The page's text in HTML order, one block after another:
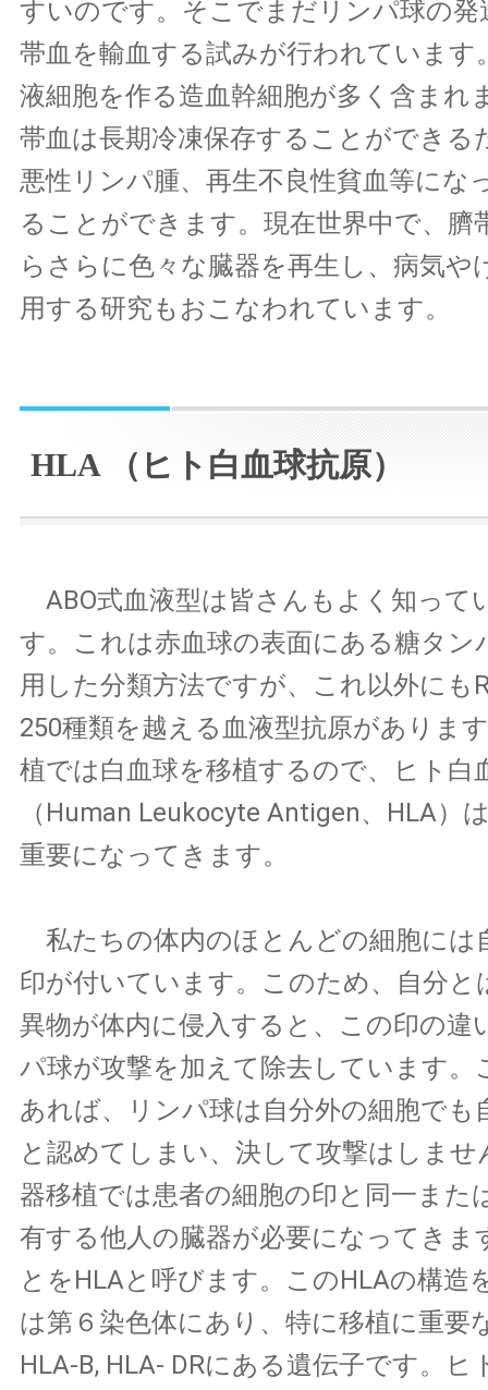
すいのです。そこでまだリンパ球の
帯血を輸血する試みが行われています
液細胞を作る造血幹細胞が多く含まれ
帯血は長期冷凍保存することができる
悪性リンパ腫、再生不良性貧血等にな
ることができます。現在世界中で、臍
らさらに色々な臓器を再生し、病気や
用する研究もおこなわれています。
HLA （ヒト白血球抗原）
ABO式血液型は皆さんもよく知って
す。これは赤血球の表面にある糖タン
用した分類方法ですが、これ以外にも
250種類を越える血液型抗原がありま
植では白血球を移植するので、ヒト白
（Human Leukocyte Antigen、HLA）
重要になってきます。
私たちの体内のほとんどの細胞には
印が付いています。このため、自分と
異物が体内に侵入すると、この印の違
パ球が攻撃を加えて除去しています。
あれば、リンパ球は自分外の細胞でも
と認めてしまい、決して攻撃はしませ
器移植では患者の細胞の印と同一また
有する他人の臓器が必要になってきま
とをHLAと呼びます。このHLAの構造
は第６染色体にあり、特に移植に重要
HLA-B, HLA- DRにある遺伝子です。ヒ